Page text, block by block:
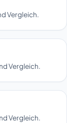
Vergleich.
Vergleich.
Vergleich.